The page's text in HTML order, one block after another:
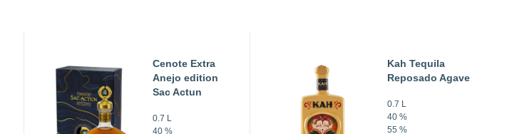
Cenote Extra
Anejo edition
Sac Actun
0.7 L
40 %
Kah Tequila
Reposado Agave
0.7 L
40 %
55 %